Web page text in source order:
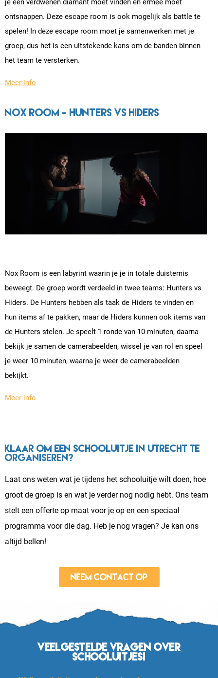
je een verdwenen diamant moet vinden en ermee moet
ontsnappen. Deze escape room is ook mogelijk als battle te
spelen! In deze escape room moet je samenwerken met je
groep, dus het is een uitstekende kans om de banden binnen
het team te versterken.
Meer info
Nox Room - Hunters vs Hiders
Nox Room is een labyrint waarin je je in totale duisternis
beweegt. De groep wordt verdeeld in twee teams: Hunters vs
Hiders. De Hunters hebben als taak de Hiders te vinden en
hun items af te pakken, maar de Hiders kunnen ook items van
de Hunters stelen. Je speelt 1 ronde van 10 minuten, daarna
bekijk je samen de camerabeelden, wissel je van rol en speel
je weer 10 minuten, waarna je weer de camerabeelden
bekijkt.
Meer info
Klaar om een schooluitje in Utrecht te
organiseren?
Laat ons weten wat je tijdens het schooluitje wilt doen, hoe
groot de groep is en wat je verder nog nodig hebt. Ons team
stelt een offerte op maat voor je op en een speciaal
programma voor die dag. Heb je nog vragen? Je kan ons
altijd bellen!
Neem contact op
Veelgestelde vragen over
schooluitjes!